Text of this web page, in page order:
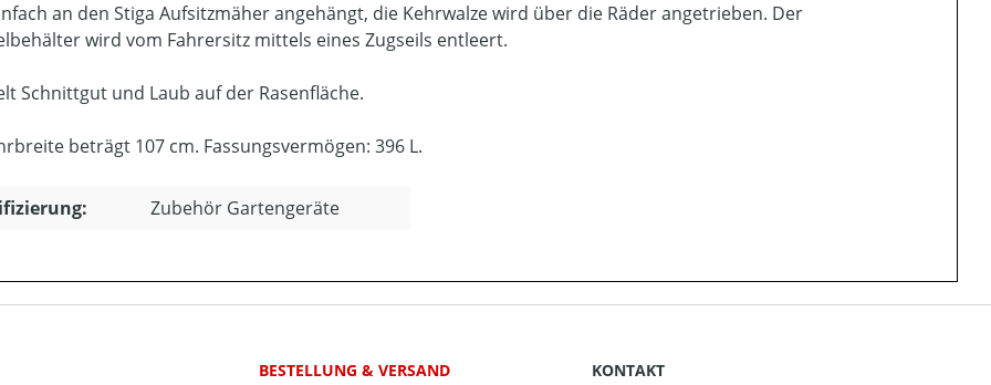
an den Stiga Aufsitzmäher angehängt, die Kehrwalze wird über die Räder angetrieben. Der
wird vom Fahrersitz mittels eines Zugseils entleert.
Schnittgut und Laub auf der Rasenfläche.
beträgt 107 cm. Fassungsvermögen: 396 L.
Zubehör Gartengeräte
BESTELLUNG & VERSAND
KONTAKT